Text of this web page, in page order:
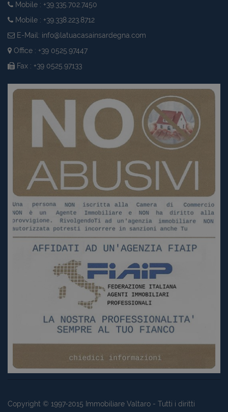
Mobile : +39.335.702.7450
Mobile : +39.338.223.8712
E-Mail: info@latuacasainsardegna.com
Office : +39 0525.97447
Fax : +39 0525.97133
Copyright © 1997-2015 Immobiliare Valtaro - Tutti i diritti